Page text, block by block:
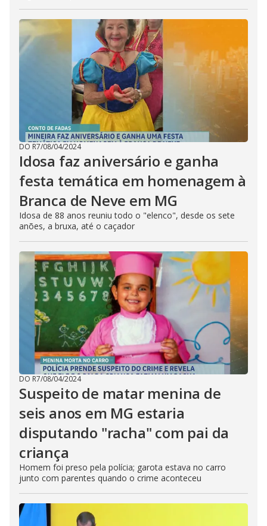
DO R7/08/04/2024
Idosa faz aniversário e ganha
festa temática em homenagem à
Branca de Neve em MG
Idosa de 88 anos reuniu todo o "elenco", desde os sete
anões, a bruxa, até o caçador
DO R7/08/04/2024
Suspeito de matar menina de
seis anos em MG estaria
disputando "racha" com pai da
criança
Homem foi preso pela polícia; garota estava no carro
junto com parentes quando o crime aconteceu